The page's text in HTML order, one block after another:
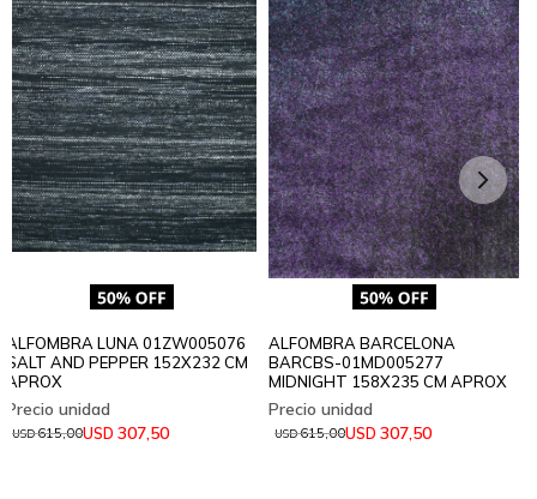
ALFOMBRA LUNA 01ZW005076
SALT AND PEPPER 152X232 CM
APROX
USD 307,50
USD615,00
ALFOMBRA BARCELONA
BARCBS-01MD005277
MIDNIGHT 158X235 CM APROX
USD 307,50
USD615,00